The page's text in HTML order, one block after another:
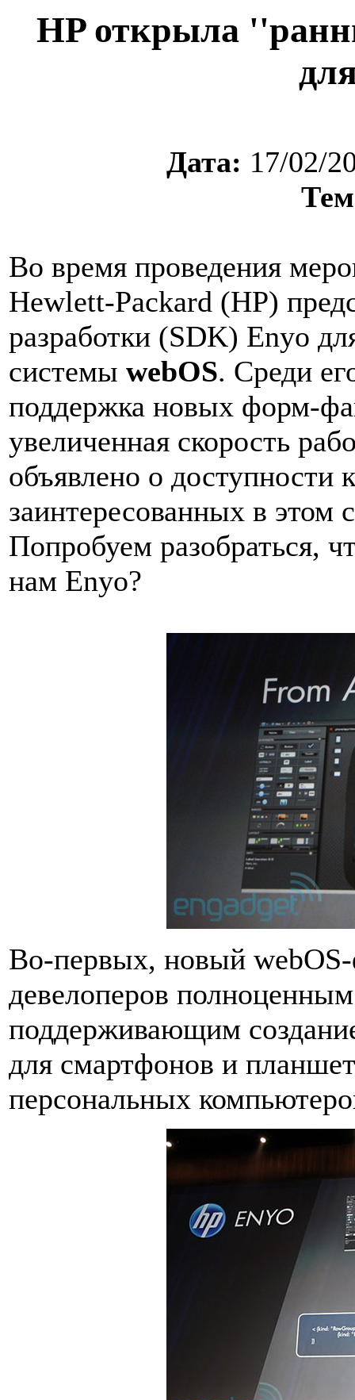
HP открыла
Дата: 17/02/
Во время проведения
Hewlett-Packard (HP)
разработки (SDK) Enyo
системы webOS. Среди
поддержка новых форм-
увеличенная скорость
объявлено о доступности
заинтересованных в этом
Попробуем разобраться,
нам Enyo?
Во-первых, новый
девелоперов
поддерживающим
для смартфонов и
персональных